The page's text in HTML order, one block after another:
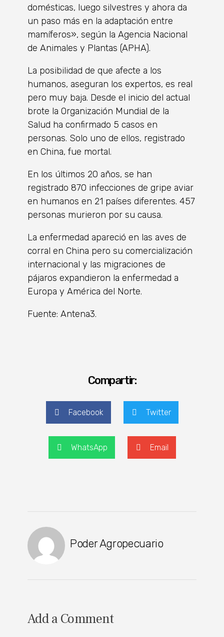
domésticas, luego silvestres y ahora da
un paso más en la adaptación entre
mamíferos», según la Agencia Nacional
de Animales y Plantas (APHA).
La posibilidad de que afecte a los
humanos, aseguran los expertos, es real
pero muy baja. Desde el inicio del actual
brote la Organización Mundial de la
Salud ha confirmado 5 casos en
personas. Solo uno de ellos, registrado
en China, fue mortal.
En los últimos 20 años, se han
registrado 870 infecciones de gripe aviar
en humanos en 21 países diferentes. 457
personas murieron por su causa.
La enfermedad apareció en las aves de
corral en China pero su comercialización
internacional y las migraciones de
pájaros expandieron la enfermedad a
Europa y América del Norte.
Fuente: Antena3.
Compartir:
Facebook Twitter
WhatsApp Email
Poder Agropecuario
Add a Comment